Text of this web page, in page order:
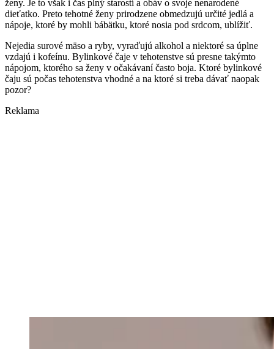
ženy. Je to však i čas plný starostí a obáv o svoje nenarodené
dieťatko. Preto tehotné ženy prirodzene obmedzujú určité jedlá a
nápoje, ktoré by mohli bábätku, ktoré nosia pod srdcom, ublížiť.
Nejedia surové mäso a ryby, vyraďujú alkohol a niektoré sa úplne
vzdajú i kofeínu. Bylinkové čaje v tehotenstve sú presne takýmto
nápojom, ktorého sa ženy v očakávaní často boja. Ktoré bylinkové
čaju sú počas tehotenstva vhodné a na ktoré si treba dávať naopak
pozor?
Reklama